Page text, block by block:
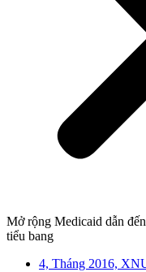
Mở rộng Medicaid dẫn
tiểu bang
4, Tháng 2016,